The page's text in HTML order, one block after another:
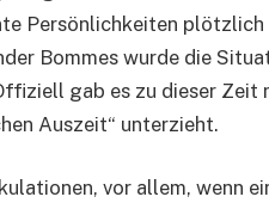
Persönlichkeiten plötzlich
Bommes wurde die
gab es zu dieser Zeit
Auszeit“ unterzieht.
vor allem, wenn